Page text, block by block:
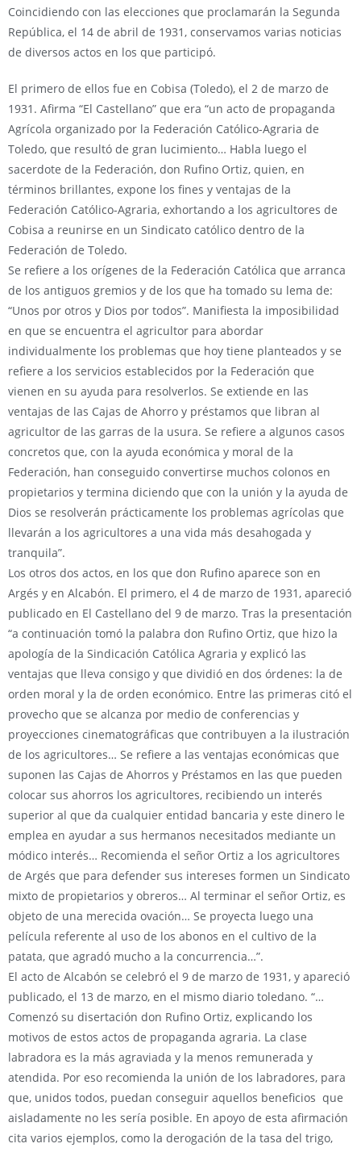
Coincidiendo con las elecciones que proclamarán la Segunda
República, el 14 de abril de 1931, conservamos varias noticias
de diversos actos en los que participó.
El primero de ellos fue en Cobisa (Toledo), el 2 de marzo de
1931. Afirma “El Castellano” que era “un acto de propaganda
Agrícola organizado por la Federación Católico-Agraria de
Toledo, que resultó de gran lucimiento… Habla luego el
sacerdote de la Federación, don Rufino Ortiz, quien, en
términos brillantes, expone los fines y ventajas de la
Federación Católico-Agraria, exhortando a los agricultores de
Cobisa a reunirse en un Sindicato católico dentro de la
Federación de Toledo.
Se refiere a los orígenes de la Federación Católica que arranca
de los antiguos gremios y de los que ha tomado su lema de:
“Unos por otros y Dios por todos”. Manifiesta la imposibilidad
en que se encuentra el agricultor para abordar
individualmente los problemas que hoy tiene planteados y se
refiere a los servicios establecidos por la Federación que
vienen en su ayuda para resolverlos. Se extiende en las
ventajas de las Cajas de Ahorro y préstamos que libran al
agricultor de las garras de la usura. Se refiere a algunos casos
concretos que, con la ayuda económica y moral de la
Federación, han conseguido convertirse muchos colonos en
propietarios y termina diciendo que con la unión y la ayuda de
Dios se resolverán prácticamente los problemas agrícolas que
llevarán a los agricultores a una vida más desahogada y
tranquila”.
Los otros dos actos, en los que don Rufino aparece son en
Argés y en Alcabón. El primero, el 4 de marzo de 1931, apareció
publicado en El Castellano del 9 de marzo. Tras la presentación
“a continuación tomó la palabra don Rufino Ortiz, que hizo la
apología de la Sindicación Católica Agraria y explicó las
ventajas que lleva consigo y que dividió en dos órdenes: la de
orden moral y la de orden económico. Entre las primeras citó el
provecho que se alcanza por medio de conferencias y
proyecciones cinematográficas que contribuyen a la ilustración
de los agricultores… Se refiere a las ventajas económicas que
suponen las Cajas de Ahorros y Préstamos en las que pueden
colocar sus ahorros los agricultores, recibiendo un interés
superior al que da cualquier entidad bancaria y este dinero le
emplea en ayudar a sus hermanos necesitados mediante un
módico interés… Recomienda el señor Ortiz a los agricultores
de Argés que para defender sus intereses formen un Sindicato
mixto de propietarios y obreros… Al terminar el señor Ortiz, es
objeto de una merecida ovación… Se proyecta luego una
película referente al uso de los abonos en el cultivo de la
patata, que agradó mucho a la concurrencia…”.
El acto de Alcabón se celebró el 9 de marzo de 1931, y apareció
publicado, el 13 de marzo, en el mismo diario toledano. “…
Comenzó su disertación don Rufino Ortiz, explicando los
motivos de estos actos de propaganda agraria. La clase
labradora es la más agraviada y la menos remunerada y
atendida. Por eso recomienda la unión de los labradores, para
que, unidos todos, puedan conseguir aquellos beneficios que
aisladamente no les sería posible. En apoyo de esta afirmación
cita varios ejemplos, como la derogación de la tasa del trigo,